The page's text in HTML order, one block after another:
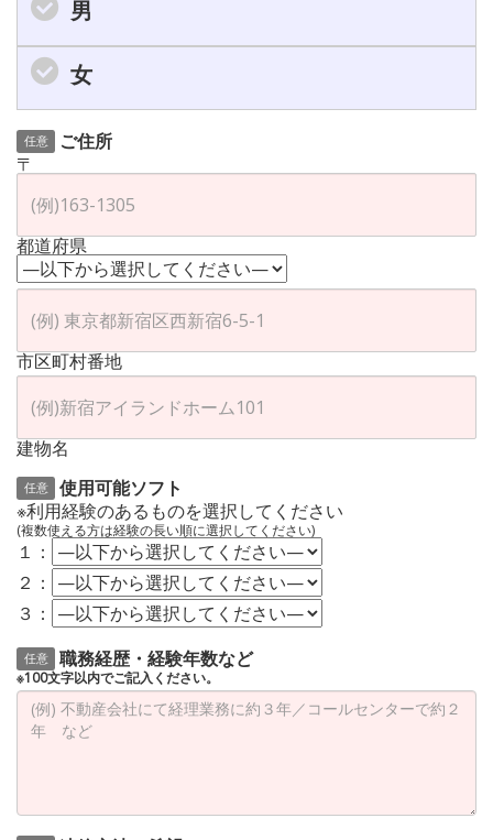
男
女
任意
ご住所
〒
都道府県
市区町村番地
建物名
任意
使用可能ソフト
※利用経験のあるものを選択してください
(複数使える方は経験の長い順に選択してください)
１：
２：
３：
任意 職務経歴・経験年数など
※100文字以内でご記入ください。